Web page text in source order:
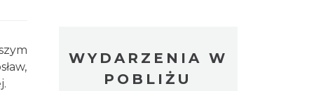
WYDARZENIA W
POBLIŻU